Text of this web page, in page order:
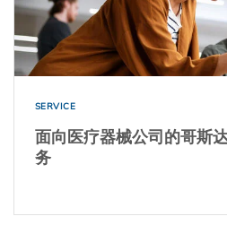
SERVICE
面向医疗器械公司的哥斯
务